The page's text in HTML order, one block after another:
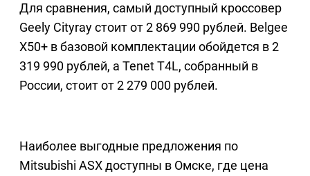
Для сравнения, самый доступный кроссовер
Geely Cityray стоит от 2 869 990 рублей. Belgee
X50+ в базовой комплектации обойдется в 2
319 990 рублей, а Tenet T4L, собранный в
России, стоит от 2 279 000 рублей.
Наиболее выгодные предложения по
Mitsubishi ASX доступны в Омске, где цена